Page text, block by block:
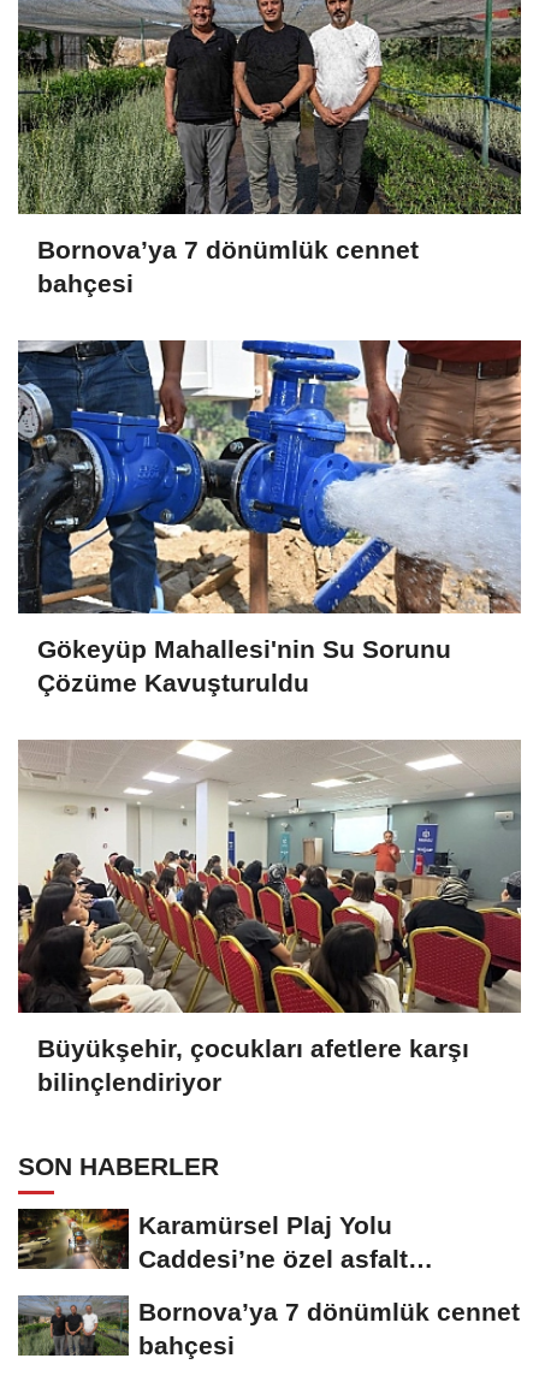
Bornova’ya 7 dönümlük cennet
bahçesi
Gökeyüp Mahallesi'nin Su Sorunu
Çözüme Kavuşturuldu
Büyükşehir, çocukları afetlere karşı
bilinçlendiriyor
SON HABERLER
Karamürsel Plaj Yolu
Caddesi’ne özel asfalt
Bornova’ya 7 dönümlük cennet
bahçesi